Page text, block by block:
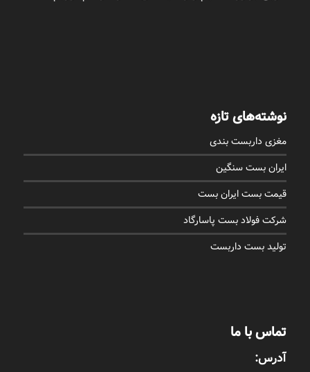
نوشته‌های تازه
مغزی داربست بندی
ایران بست سنگین
قیمت بست ایران بست
شرکت فولاد بست پاسارگاد
تولید بست داربست
تماس با ما
آدرس: